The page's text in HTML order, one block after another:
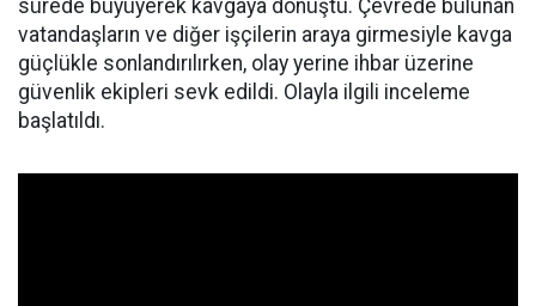
sürede büyüyerek kavgaya dönüştü. Çevrede bulunan
vatandaşların ve diğer işçilerin araya girmesiyle kavga
güçlükle sonlandırılırken, olay yerine ihbar üzerine
güvenlik ekipleri sevk edildi. Olayla ilgili inceleme
başlatıldı.